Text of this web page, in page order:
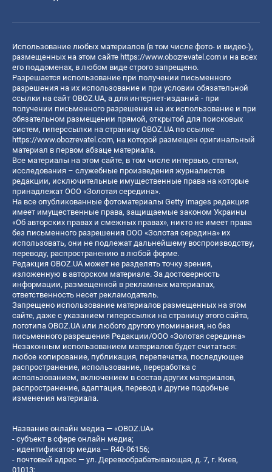
Использование любых материалов (в том числе фото- и видео-),
размещенных на этом сайте https://www.obozrevatel.com и на всех
его поддоменах, в любом виде строго запрещено.
Разрешается использование при получении письменного
разрешения на их использование и при условии обязательной
ссылки на сайт OBOZ.UA, а для интернет-изданий - при
получении письменного разрешения на их использование и при
обязательном размещении прямой, открытой для поисковых
систем, гиперссылки на страницу OBOZ.UA по ссылке
https://www.obozrevatel.com, на которой размещен оригинальный
материал в первом абзаце материала.
Все материалы на этом сайте, в том числе интервью, статьи,
исследования – служебные произведения журналистов
редакции, исключительные имущественные права на которые
принадлежат ООО «Золотая середина».
На все опубликованные фотоматериалы Getty Images редакция
имеет имущественные права, защищаемые законом Украины
«Об авторских правах и смежных правах», никто не имеет права
без письменного разрешения ООО «Золотая середина» их
использовать, они не подлежат дальнейшему воспроизводству,
переводу, распространению в любой форме.
Редакция OBOZ.UA может не разделять точку зрения,
изложенную в авторском материале. За достоверность
информации, размещенной в рекламных материалах,
ответственность несет рекламодатель.
Запрещено использование материалов размещенных на этом
сайте, даже с указанием гиперссылки на страницу этого сайта,
логотипа OBOZ.UA или любого другого упоминания, но без
письменного разрешения Редакции/ООО «Золотая середина»
Незаконным использованием материалов будет считаться:
любое копирование, публикация, перепечатка, последующее
распространение, использование, переработка с
использованием, включением в состав других материалов,
распространение, адаптация, перевод и другие подобные
изменения материала.
Название онлайн медиа — «OBOZ.UA»
- субъект в сфере онлайн медиа;
- идентификатор медиа — R40-06156;
- почтовый адрес — ул. Деревообрабатывающая, д. 7, г. Киев,
01013;